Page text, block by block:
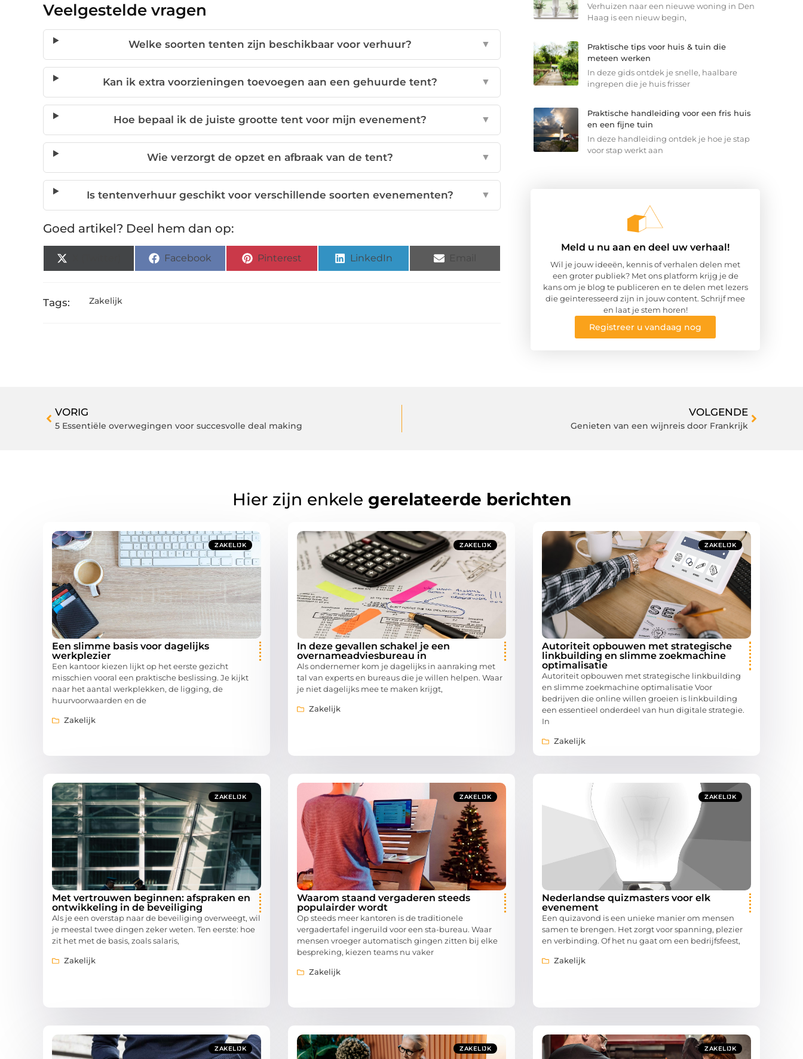
Veelgestelde vragen
Welke soorten tenten zijn beschikbaar voor verhuur? ▼
Kan ik extra voorzieningen toevoegen aan een gehuurde tent? ▼
Hoe bepaal ik de juiste grootte tent voor mijn evenement? ▼
Wie verzorgt de opzet en afbraak van de tent? ▼
Is tentenverhuur geschikt voor verschillende soorten evenementen? ▼
Goed artikel? Deel hem dan op:
Facebook Pinterest LinkedIn
Tags: Zakelijk
Verhuizen naar een nieuwe woning in Den
Haag is een nieuw begin,
Praktische tips voor huis & tuin die
meteen werken
In deze gids ontdek je snelle, haalbare
ingrepen die je huis frisser
Praktische handleiding voor een fris huis
en een fijne tuin
In deze handleiding ontdek je hoe je stap
voor stap werkt aan
Meld u nu aan en deel uw verhaal!
Wil je jouw ideeën, kennis of verhalen delen met
een groter publiek? Met ons platform krijg je de
kans om je blog te publiceren en te delen met lezers
die geïnteresseerd zijn in jouw content. Schrijf mee
en laat je stem horen!
Registreer u vandaag nog
VORIG
5 Essentiële overwegingen voor succesvolle deal making
VOLGENDE
Genieten van een wijnreis door Frankrijk
Hier zijn enkele gerelateerde berichten
ZAKELIJK
Een slimme basis voor dagelijks
werkplezier
Een kantoor kiezen lijkt op het eerste gezicht
misschien vooral een praktische beslissing. Je kijkt
naar het aantal werkplekken, de ligging, de
huurvoorwaarden en de
Zakelijk
ZAKELIJK
In deze gevallen schakel je een
overnameadviesbureau in
Als ondernemer kom je dagelijks in aanraking met
tal van experts en bureaus die je willen helpen. Waar
je niet dagelijks mee te maken krijgt,
Zakelijk
ZAKELIJK
Autoriteit opbouwen met strategische
linkbuilding en slimme zoekmachine
optimalisatie
Autoriteit opbouwen met strategische linkbuilding
en slimme zoekmachine optimalisatie Voor
bedrijven die online willen groeien is linkbuilding
een essentieel onderdeel van hun digitale strategie.
In
Zakelijk
ZAKELIJK
Met vertrouwen beginnen: afspraken en
ontwikkeling in de beveiliging
Als je een overstap naar de beveiliging overweegt, wil
je meestal twee dingen zeker weten. Ten eerste: hoe
zit het met de basis, zoals salaris,
Zakelijk
ZAKELIJK
Waarom staand vergaderen steeds
populairder wordt
Op steeds meer kantoren is de traditionele
vergadertafel ingeruild voor een sta-bureau. Waar
mensen vroeger automatisch gingen zitten bij elke
bespreking, kiezen teams nu vaker
Zakelijk
ZAKELIJK
Nederlandse quizmasters voor elk
evenement
Een quizavond is een unieke manier om mensen
samen te brengen. Het zorgt voor spanning, plezier
en verbinding. Of het nu gaat om een bedrijfsfeest,
Zakelijk
ZAKELIJK ZAKELIJK ZAKELIJK